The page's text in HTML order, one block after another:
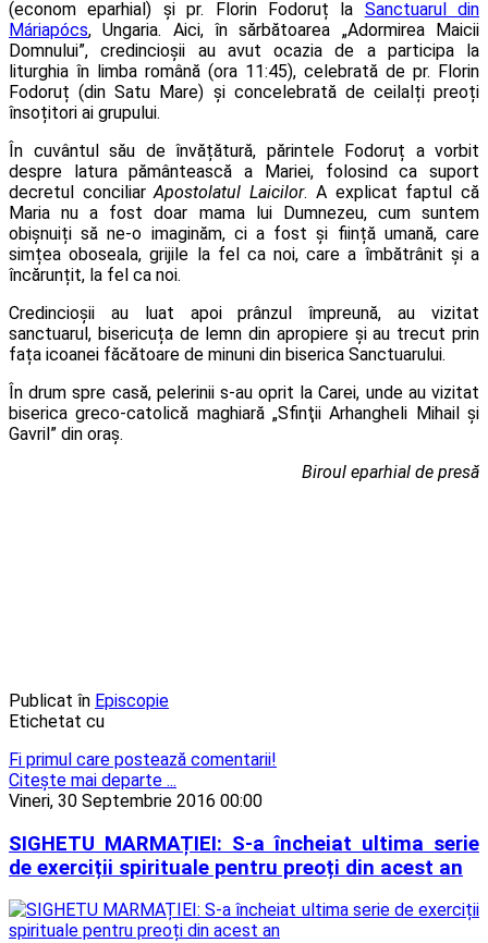
(econom eparhial) și pr. Florin Fodoruț la Sanctuarul din
Máriapócs, Ungaria. Aici, în sărbătoarea „Adormirea Maicii
Domnului”, credincioșii au avut ocazia de a participa la
liturghia în limba română (ora 11:45), celebrată de pr. Florin
Fodoruț (din Satu Mare) și concelebrată de ceilalți preoți
însoțitori ai grupului.
În cuvântul său de învățătură, părintele Fodoruț a vorbit
despre latura pământească a Mariei, folosind ca suport
decretul conciliarApostolatul Laicilor. A explicat faptul că
Maria nu a fost doar mama lui Dumnezeu, cum suntem
obișnuiți să ne-o imaginăm, ci a fost și ființă umană, care
simțea oboseala, grijile la fel ca noi, care a îmbătrânit și a
încărunțit, la fel ca noi.
Credincioșii au luat apoi prânzul împreună, au vizitat
sanctuarul, bisericuța de lemn din apropiere și au trecut prin
fața icoanei făcătoare de minuni din biserica Sanctuarului.
În drum spre casă, pelerinii s-au oprit la Carei, unde au vizitat
biserica greco-catolică maghiară „Sfinţii Arhangheli Mihail şi
Gavril” din oraș.
Biroul eparhial de presă
Publicat în Episcopie
Etichetat cu
Fi primul care postează comentarii!
Citeşte mai departe ...
Vineri, 30 Septembrie 2016 00:00
SIGHETU MARMAȚIEI: S-a încheiat ultima serie
de exerciții spirituale pentru preoți din acest an